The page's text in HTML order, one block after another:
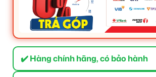
✔️ Hàng chính hãng, có bảo hành